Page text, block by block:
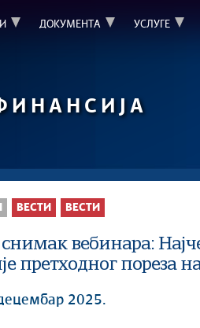
ДОКУМЕНТА УСЛУГЕ
ВЕСТИ ВЕСТИ
вебинара:
претходног пореза
2025.